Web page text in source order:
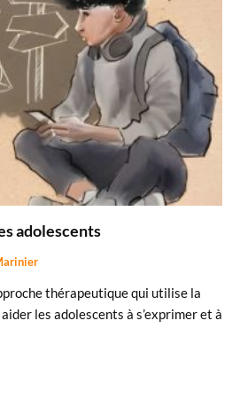
adolescents
thérapeutique qui utilise la
les adolescents à s’exprimer et à